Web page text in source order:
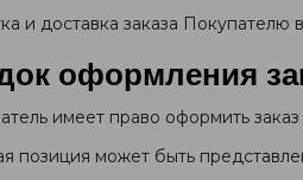
и доставка заказа Покупателю
оформления
имеет право оформить
позиция может быть